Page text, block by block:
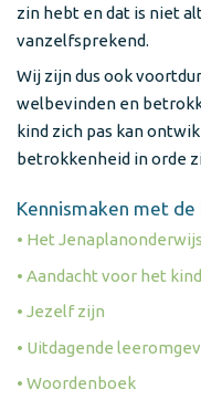
zin hebt en dat is niet
vanzelfsprekend.
Wij zijn dus ook
welbevinden en
kind zich pas kan
betrokkenheid in orde
Kennismaken met de
• Het Jenaplanonderwijs
• Aandacht voor het kind
• Jezelf zijn
• Uitdagende
• Woordenboek